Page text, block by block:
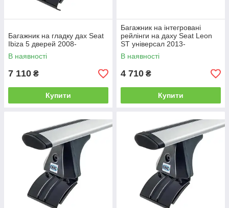
Багажник на гладку дах Seat
Ibiza 5 дверей 2008-
В наявності
7 110 ₴
Купити
Багажник на інтегровані
рейлінги на даху Seat Leon
ST універсал 2013-
В наявності
4 710 ₴
Купити